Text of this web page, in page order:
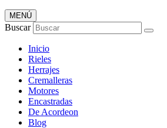
MENÚ
Buscar
Inicio
Rieles
Herrajes
Cremalleras
Motores
Encastradas
De Acordeon
Blog